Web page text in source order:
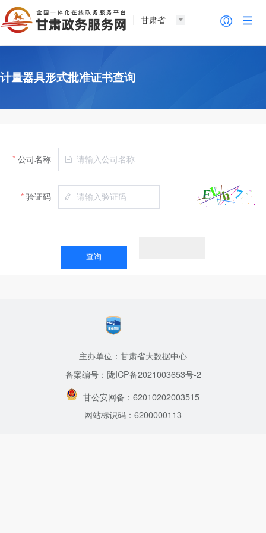
甘肃省
计量器具形式批准证书查询
公司名称
验证码
主办单位：甘肃省大数据中心
备案编号：陇ICP备2021003653号-2
甘公安网备：62010202003515
网站标识码：6200000113